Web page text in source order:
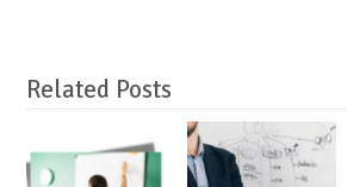
Related Posts